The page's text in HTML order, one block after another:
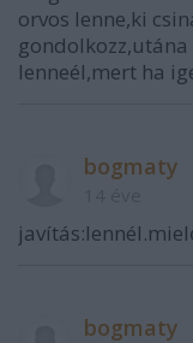
orvos lenne,ki
lenneél,mert ha
bogmaty
bogmaty